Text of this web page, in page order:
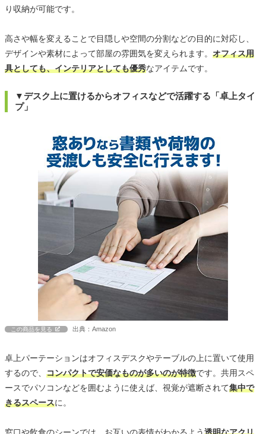
り収納が可能です。
高さや幅を変えることで目隠しや空間の分割などの目的に対応し、
デザインや素材によって部屋の雰囲気を変えられます。 オフィス用
具としても、インテリアとしても優秀なアイテムです。
▼デスク上に置けるからオフィスなどで活躍する「卓上タイ
プ」
この商品を見る 出典：Amazon
卓上パーテーションはオフィスデスクやテーブルの上に置いて使用
するので、 コンパクトで安価なものが多いのが特徴です。共用スペ
ースでパソコンなどを囲むように使えば、視覚が遮断されて集中で
きるスペースに。